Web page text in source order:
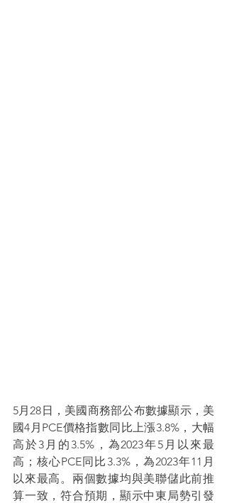
5月28日，美國商務部公布數據顯示，美
國4月PCE價格指數同比上漲3.8%，大幅
高於3月的3.5%，為2023年5月以來最
高；核心PCE同比3.3%，為2023年11月
以來最高。兩個數據均與美聯儲此前推
算一致，符合預期，顯示中東局勢引發